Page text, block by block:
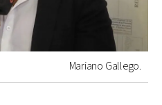
Mariano Gallego.